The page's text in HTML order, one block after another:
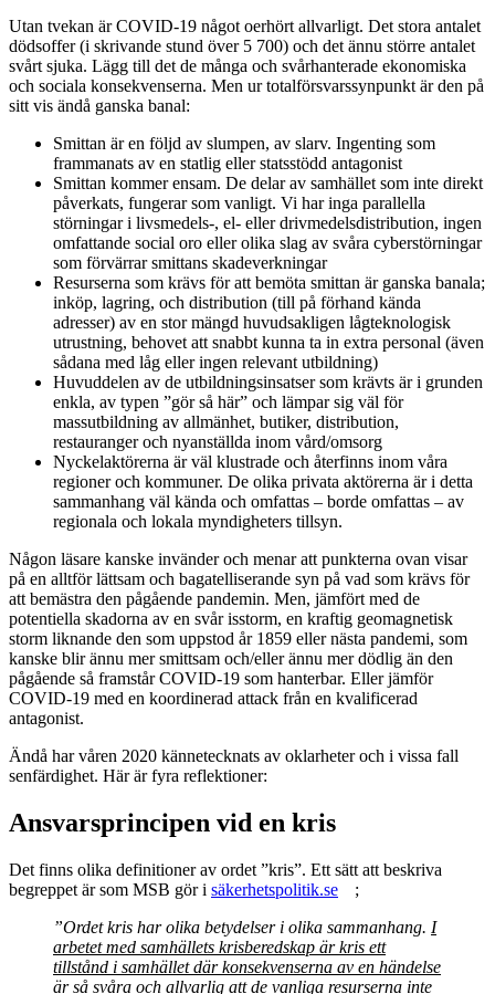
Utan tvekan är COVID-19 något oerhört allvarligt. Det stora antalet
dödsoffer (i skrivande stund över 5 700) och det ännu större antalet
svårt sjuka. Lägg till det de många och svårhanterade ekonomiska
och sociala konsekvenserna. Men ur totalförsvarssynpunkt är den på
sitt vis ändå ganska banal:
Smittan är en följd av slumpen, av slarv. Ingenting som
frammanats av en statlig eller statsstödd antagonist
Smittan kommer ensam. De delar av samhället som inte direkt
påverkats, fungerar som vanligt. Vi har inga parallella
störningar i livsmedels-, el- eller drivmedelsdistribution, ingen
omfattande social oro eller olika slag av svåra cyberstörningar
som förvärrar smittans skadeverkningar
Resurserna som krävs för att bemöta smittan är ganska banala;
inköp, lagring, och distribution (till på förhand kända
adresser) av en stor mängd huvudsakligen lågteknologisk
utrustning, behovet att snabbt kunna ta in extra personal (även
sådana med låg eller ingen relevant utbildning)
Huvuddelen av de utbildningsinsatser som krävts är i grunden
enkla, av typen ”gör så här” och lämpar sig väl för
massutbildning av allmänhet, butiker, distribution,
restauranger och nyanställda inom vård/omsorg
Nyckelaktörerna är väl klustrade och återfinns inom våra
regioner och kommuner. De olika privata aktörerna är i detta
sammanhang väl kända och omfattas – borde omfattas – av
regionala och lokala myndigheters tillsyn.
Någon läsare kanske invänder och menar att punkterna ovan visar
på en alltför lättsam och bagatelliserande syn på vad som krävs för
att bemästra den pågående pandemin. Men, jämfört med de
potentiella skadorna av en svår isstorm, en kraftig geomagnetisk
storm liknande den som uppstod år 1859 eller nästa pandemi, som
kanske blir ännu mer smittsam och/eller ännu mer dödlig än den
pågående så framstår COVID-19 som hanterbar. Eller jämför
COVID-19 med en koordinerad attack från en kvalificerad
antagonist.
Ändå har våren 2020 kännetecknats av oklarheter och i vissa fall
senfärdighet. Här är fyra reflektioner:
Ansvarsprincipen vid en kris
Det finns olika definitioner av ordet ”kris”. Ett sätt att beskriva
begreppet är som MSB gör i säkerhetspolitik.se
;
”Ordet kris har olika betydelser i olika sammanhang. I
arbetet med samhällets krisberedskap är kris ett
tillstånd i samhället där konsekvenserna av en händelse
är så svåra och allvarlig att de vanliga resurserna inte